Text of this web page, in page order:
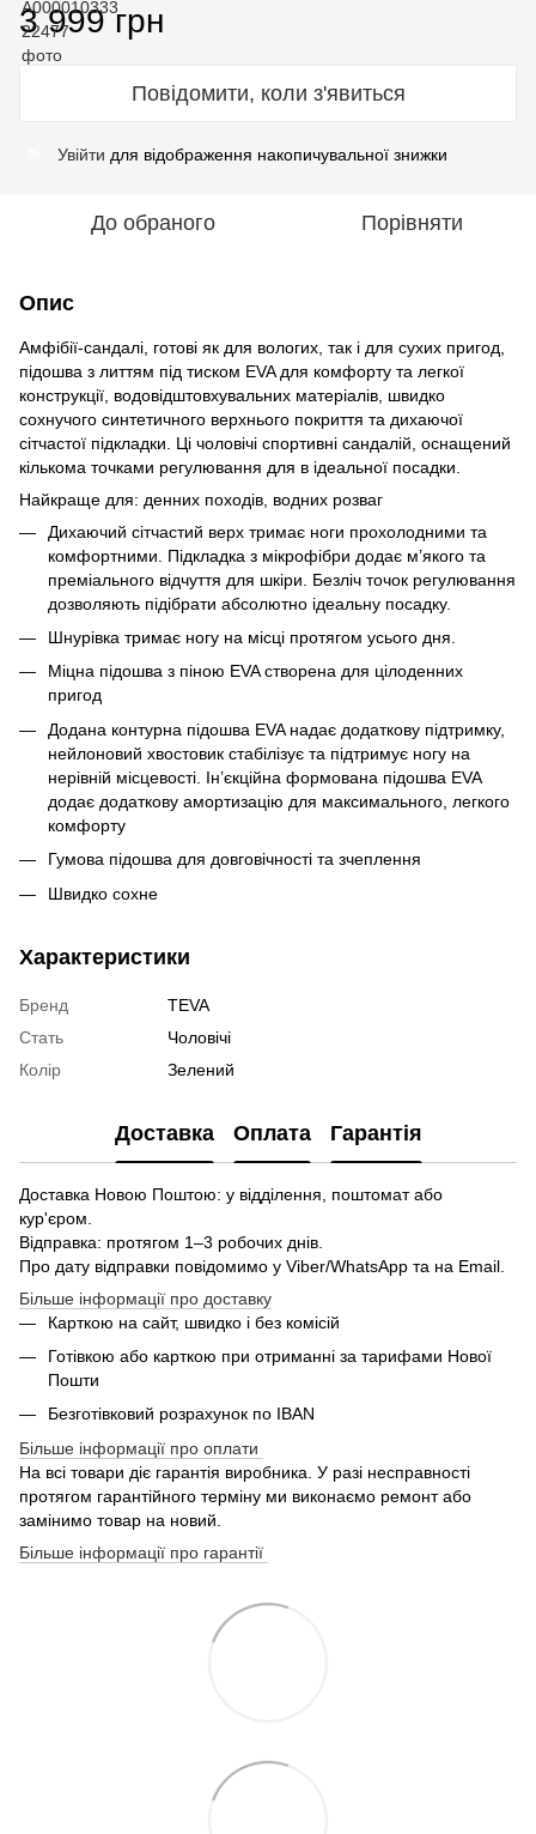
3 999 грн
Повідомити, коли з'явиться
Увійти для відображення накопичувальної знижки
До обраного Порівняти
Опис
Амфібії-сандалі, готові як для вологих, так і для сухих пригод,
підошва з литтям під тиском EVA для комфорту та легкої
конструкції, водовідштовхувальних матеріалів, швидко
сохнучого синтетичного верхнього покриття та дихаючої
сітчастої підкладки. Ці чоловічі спортивні сандалій, оснащений
кількома точками регулювання для в ідеальної посадки.
Найкраще для: денних походів, водних розваг
Дихаючий сітчастий верх тримає ноги прохолодними та
комфортними. Підкладка з мікрофібри додає м’якого та
преміального відчуття для шкіри. Безліч точок регулювання
дозволяють підібрати абсолютно ідеальну посадку.
Шнурівка тримає ногу на місці протягом усього дня.
Міцна підошва з піною EVA створена для цілоденних
пригод
Додана контурна підошва EVA надає додаткову підтримку,
нейлоновий хвостовик стабілізує та підтримує ногу на
нерівній місцевості. Ін’єкційна формована підошва EVA
додає додаткову амортизацію для максимального, легкого
комфорту
Гумова підошва для довговічності та зчеплення
Швидко сохне
Характеристики
Бренд
TEVA
Стать
Чоловічі
Колір
Зелений
Доставка Оплата Гарантія
Доставка Новою Поштою: у відділення, поштомат або
кур'єром.
Відправка: протягом 1–3 робочих днів.
Про дату відправки повідомимо у Viber/WhatsApp та на Email.
Більше інформації про доставку
Карткою на сайт, швидко і без комісій
Готівкою або карткою при отриманні за тарифами Нової
Пошти
Безготівковий розрахунок по IBAN
Більше інформації про оплати
На всі товари діє гарантія виробника. У разі несправності
протягом гарантійного терміну ми виконаємо ремонт або
замінимо товар на новий.
Більше інформації про гарантії